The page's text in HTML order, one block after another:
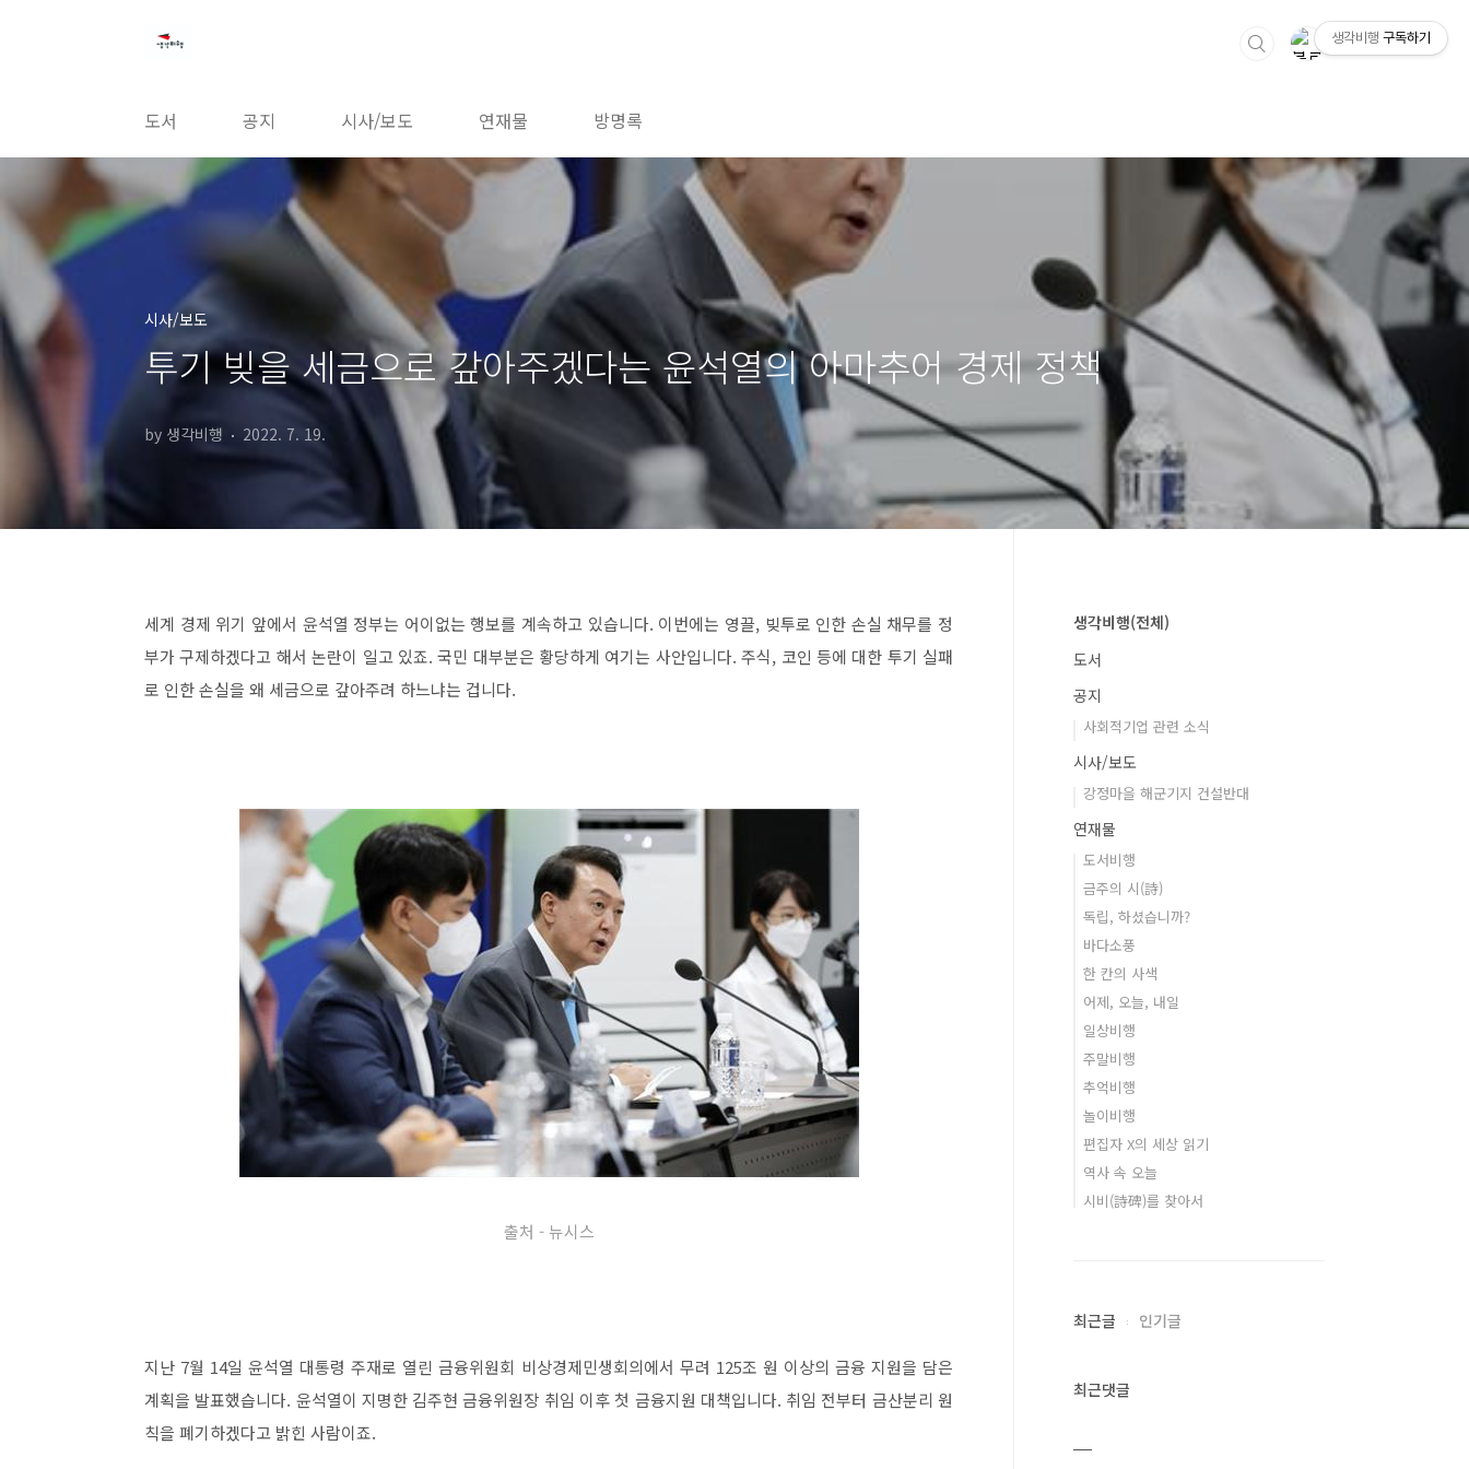
도서 공지 시사/보도 연재물 방명록
시사/보도
투기 빚을 세금으로 갚아주겠다는 윤석열의 아마추어 경제 정책
by 생각비행 2022. 7. 19.
세계 경제 위기 앞에서 윤석열 정부는 어이없는 행보를 계속하고 있습니다. 이번에는 영끌, 빚투로 인한 손실 채무를 정
부가 구제하겠다고 해서 논란이 일고 있죠. 국민 대부분은 황당하게 여기는 사안입니다. 주식, 코인 등에 대한 투기 실패
로 인한 손실을 왜 세금으로 갚아주려 하느냐는 겁니다.
출처 - 뉴시스
지난 7월 14일 윤석열 대통령 주재로 열린 금융위원회 비상경제민생회의에서 무려 125조 원 이상의 금융 지원을 담은
계획을 발표했습니다. 윤석열이 지명한 김주현 금융위원장 취임 이후 첫 금융지원 대책입니다. 취임 전부터 금산분리 원
칙을 폐기하겠다고 밝힌 사람이죠.
생각비행(전체)
도서
공지
사회적기업 관련 소식
시사/보도
강정마을 해군기지 건설반대
연재물
도서비행
금주의 시(詩)
독립, 하셨습니까?
바다소풍
한 칸의 사색
어제, 오늘, 내일
일상비행
주말비행
추억비행
놀이비행
편집자 X의 세상 읽기
역사 속 오늘
시비(詩碑)를 찾아서
최근글 인기글
최근댓글
생각비행 구독하기